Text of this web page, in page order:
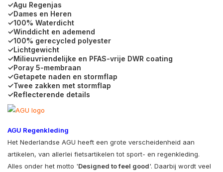
✓Agu Regenjas
✓Dames en Heren
✓100% Waterdicht
✓Winddicht en ademend
✓100% gerecycled polyester
✓Lichtgewicht
✓Milieuvriendelijke en PFAS-vrije DWR coating
✓Poray 5-membraan
✓Getapete naden en stormflap
✓Twee zakken met stormflap
✓Reflecterende details
AGU Regenkleding
Het Nederlandse AGU heeft een grote verscheidenheid aan
artikelen, van allerlei fietsartikelen tot sport- en regenkleding.
Alles onder het motto 'Designed to feel good'. Daarbij wordt veel